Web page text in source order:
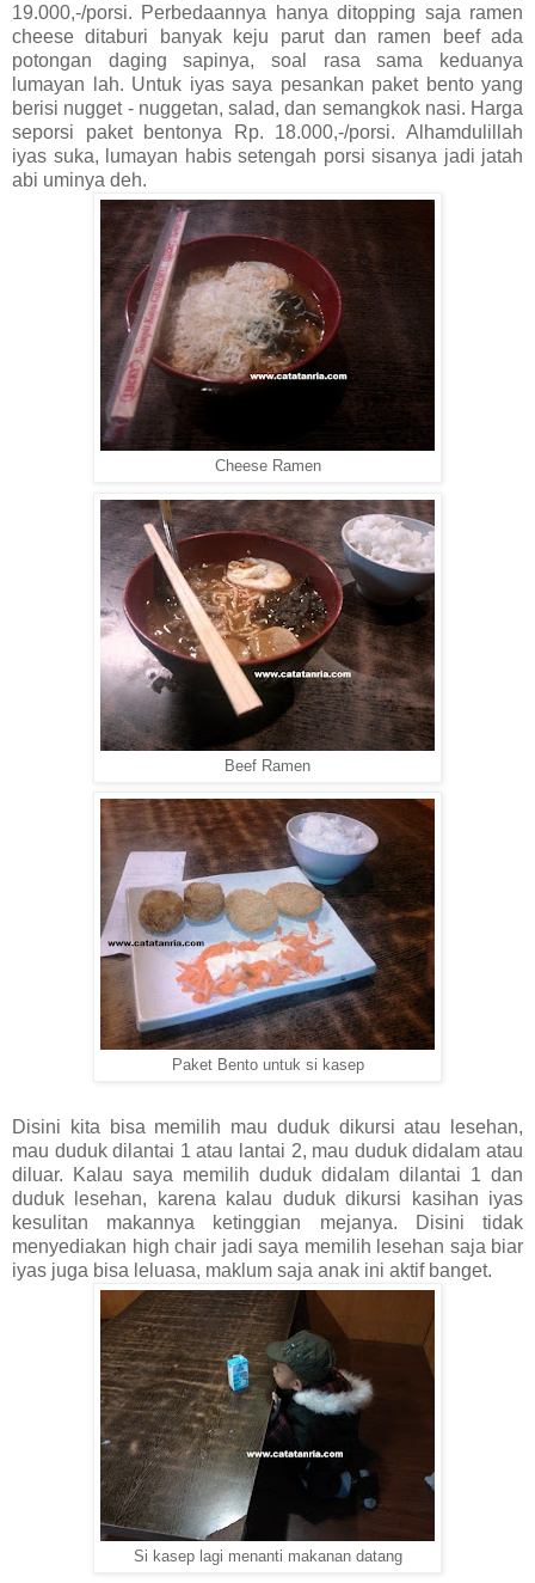
19.000,-/porsi. Perbedaannya hanya ditopping saja ramen
cheese ditaburi banyak keju parut dan ramen beef ada
potongan daging sapinya, soal rasa sama keduanya
lumayan lah. Untuk iyas saya pesankan paket bento yang
berisi nugget - nuggetan, salad, dan semangkok nasi. Harga
seporsi paket bentonya Rp. 18.000,-/porsi. Alhamdulillah
iyas suka, lumayan habis setengah porsi sisanya jadi jatah
abi uminya deh.
Cheese Ramen
Beef Ramen
Paket Bento untuk si kasep
Disini kita bisa memilih mau duduk dikursi atau lesehan,
mau duduk dilantai 1 atau lantai 2, mau duduk didalam atau
diluar. Kalau saya memilih duduk didalam dilantai 1 dan
duduk lesehan, karena kalau duduk dikursi kasihan iyas
kesulitan makannya ketinggian mejanya. Disini tidak
menyediakan high chair jadi saya memilih lesehan saja biar
iyas juga bisa leluasa, maklum saja anak ini aktif banget.
Si kasep lagi menanti makanan datang